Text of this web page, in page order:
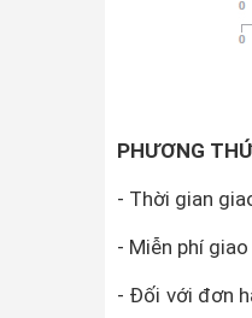
PHƯƠNG
- Thời gian
- Miễn phí
- Đối với đơn